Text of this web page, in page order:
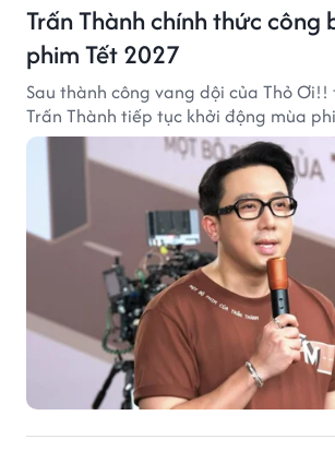
Trấn Thành chính thức công
phim Tết 2027
Sau thành công vang dội của Thỏ
Trấn Thành tiếp tục khởi động mùa